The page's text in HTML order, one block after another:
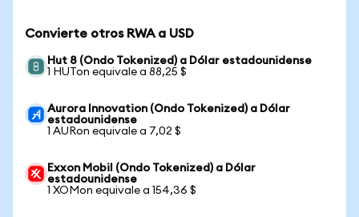
Convierte otros RWA a USD
Hut 8 (Ondo Tokenized) a Dólar estadounidense
1 HUTon equivale a 88,25 $
Aurora Innovation (Ondo Tokenized) a Dólar
estadounidense
1 AURon equivale a 7,02 $
Exxon Mobil (Ondo Tokenized) a Dólar
estadounidense
1 XOMon equivale a 154,36 $